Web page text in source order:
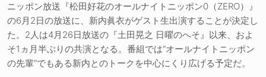
ニッポン放送『松田好花のオールナイトニッポン0（ZERO）』
の6月2日の放送に、新内眞衣がゲスト生出演することが決定し
た。2人は4月26日放送の『土田晃之 日曜のへそ』以来、およ
そ1ヵ月半ぶりの共演となる。番組では“オールナイトニッポン
の先輩”でもある新内とのトークを中心にくり広げる予定だ。